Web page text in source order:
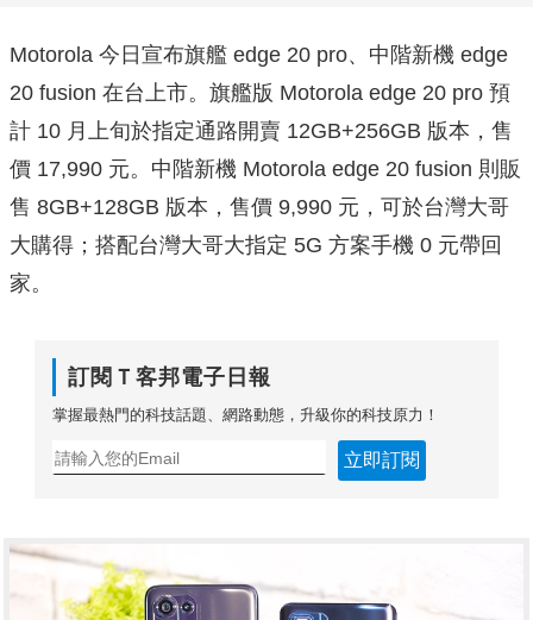
Motorola 今日宣布旗艦 edge 20 pro、中階新機 edge
20 fusion 在台上市。旗艦版 Motorola edge 20 pro 預
計 10 月上旬於指定通路開賣 12GB+256GB 版本，售
價 17,990 元。中階新機 Motorola edge 20 fusion 則販
售 8GB+128GB 版本，售價 9,990 元，可於台灣大哥
大購得；搭配台灣大哥大指定 5G 方案手機 0 元帶回
家。
訂閱Ｔ客邦電子日報
掌握最熱門的科技話題、網路動態，升級你的科技原力！
立即訂閱